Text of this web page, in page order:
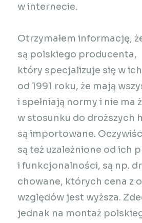
w internecie.
Otrzymałem informację,
są polskiego producenta,
który specjalizuje się w
od 1991 roku, że mają
i spełniają normy i nie ma
w stosunku do droższych
są importowane.
są też uzależnione od ich
i funkcjonalności, są np.
chowane, których cena z
względów jest wyższa.
jednak na montaż